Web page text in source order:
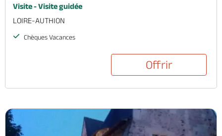
Visite - Visite guidée
LOIRE-AUTHION
Chèques Vacances
Offrir